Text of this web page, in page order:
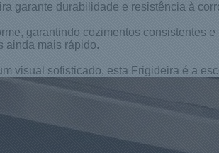
garante durabilidade e resistência à
garantindo cozimentos consistentes
ainda mais rápido.
visual sofisticado, esta Frigideira é a